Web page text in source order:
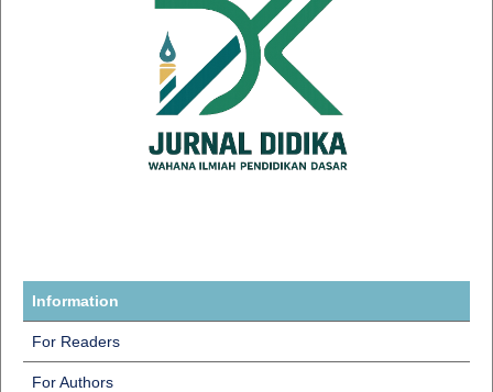
Information
For Readers
For Authors